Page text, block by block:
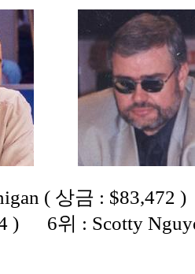
( 상금 :
) 6위 : Scotty